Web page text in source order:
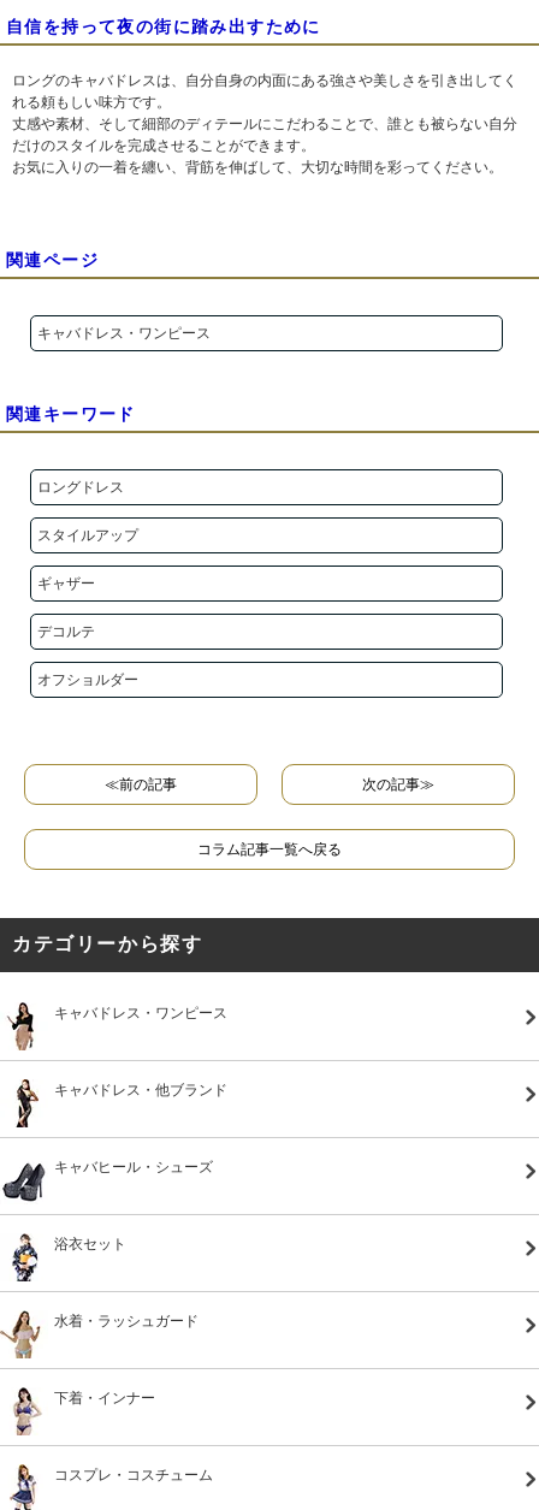
自信を持って夜の街に踏み出すために
ロングのキャバドレスは、自分自身の内面にある強さや美しさを引き出してく
れる頼もしい味方です。
丈感や素材、そして細部のディテールにこだわることで、誰とも被らない自分
だけのスタイルを完成させることができます。
お気に入りの一着を纏い、背筋を伸ばして、大切な時間を彩ってください。
関連ページ
キャバドレス・ワンピース
関連キーワード
ロングドレス
スタイルアップ
ギャザー
デコルテ
オフショルダー
≪前の記事 次の記事≫
コラム記事一覧へ戻る
カテゴリーから探す
キャバドレス・ワンピース
キャバドレス・他ブランド
キャバヒール・シューズ
浴衣セット
水着・ラッシュガード
下着・インナー
コスプレ・コスチューム